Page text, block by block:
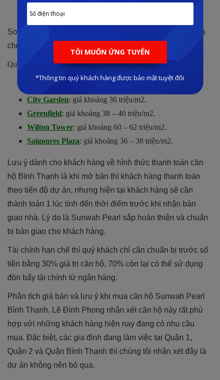
tỷ/căn.
So sánh giá trị căn hộ qua vị trí, tiện ích, thương hiệu của
chủ đầu tư thì giá bán Sunwah Pearl không quá cao.
Quý khách tham khảo giá bán căn hộ Bình Thạnh xung quanh:
City Garden: giá khoảng 36 triệu/m2.
Greenfield: giá khoảng 38 – 40 triệu/m2.
Wilton Tower: giá khoảng 60 – 62 triệu/m2.
Saigonres Plaza: giá khoảng 36 – 38 triệu/m2.
Lưu ý dành cho khách hàng về hình thức thanh toán căn
hộ Bình Thạnh là khi mở bán thì khách hàng thanh toán
theo tiến độ dự án, nhưng hiện tại khách hàng sẽ cần
thành toán 1 lúc tính đến thời điểm trước khi nhận bàn
giao nhà. Lý do là Sunwah Pearl sắp hoàn thiện và chuẩn
bị bàn giao cho khách hàng.
Tài chính hạn chế thì quý khách chỉ cần chuẩn bị trước số
tiền bằng 30% giá trị căn hộ, 70% còn lại có thể sử dụng
đòn bẩy tài chính từ ngân hàng.
Phân tích giá bán và lưu ý khi mua căn hộ Sunwah Pearl
Bình Thạnh. Lê Đình Phong nhận xét căn hộ này rất phù
hợp với những khách hàng hiện nay đang có nhu cầu
mua. Đặc biệt, các gia đình đang làm việc tại Quận 1,
Quận 2 và Quận Bình Thạnh thì chúng tôi nhận xét đây là
dự án không nên bỏ qua.